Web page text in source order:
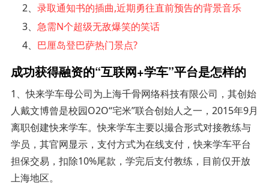
2、录取通知书的插曲,近期勇往直前预告的背景音乐
3、急需N个超级无敌爆笑的笑话
4、 巴厘岛登巴萨热门景点?
成功获得融资的“互联网+学车”平台是怎样的
1、快来学车母公司为上海千骨网络科技有限公司，其创始
人戴文博曾是校园O2O“宅米”联合创始人之一，2015年9月
离职创建快来学车。快来学车主要以撮合形式对接教练与
学员，其官网显示，支付方式为在线支付，快来学车平台
担保交易，扣除10%尾款，学完后支付教练，目前仅开放
上海地区。